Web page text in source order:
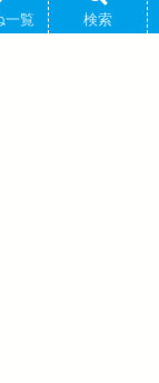
採用の仮面 心が
2026年7月7日 発
一覧 検索